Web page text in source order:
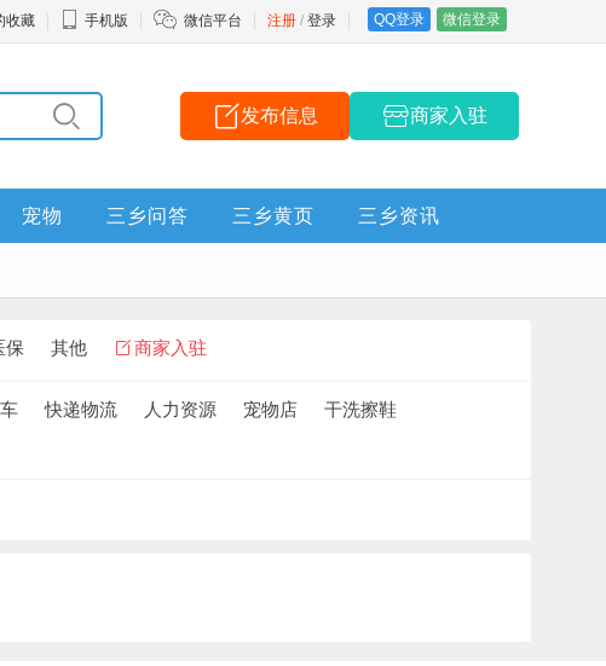
注册 / 登录 QQ登录 微信登录
收藏 手机版 微信平台
发布信息 商家入驻
宠物 三乡问答 三乡黄页 三乡资讯
保 其他 商家入驻
快递物流 人力资源 宠物店
干洗擦鞋